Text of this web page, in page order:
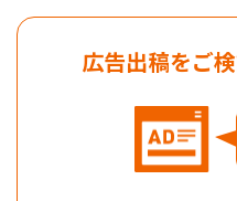
広告出稿をご